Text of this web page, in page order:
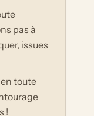
pas à
issues
toute
!